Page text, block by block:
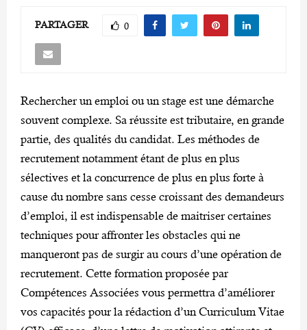
PARTAGER 0
Rechercher un emploi ou un stage est une démarche
souvent complexe. Sa réussite est tributaire, en grande
partie, des qualités du candidat. Les méthodes de
recrutement notamment étant de plus en plus
sélectives et la concurrence de plus en plus forte à
cause du nombre sans cesse croissant des demandeurs
d’emploi, il est indispensable de maitriser certaines
techniques pour affronter les obstacles qui ne
manqueront pas de surgir au cours d’une opération de
recrutement. Cette formation proposée par
Compétences Associées vous permettra d’améliorer
vos capacités pour la rédaction d’un Curriculum Vitae